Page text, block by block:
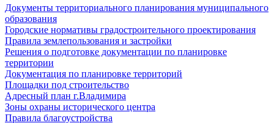
Документы территориального планирования муниципального
образования
Городские нормативы градостроительного проектирования
Правила землепользования и застройки
Решения о подготовке документации по планировке
территории
Документация по планировке территорий
Площадки под строительство
Адресный план г.Владимира
Зоны охраны исторического центра
Правила благоустройства